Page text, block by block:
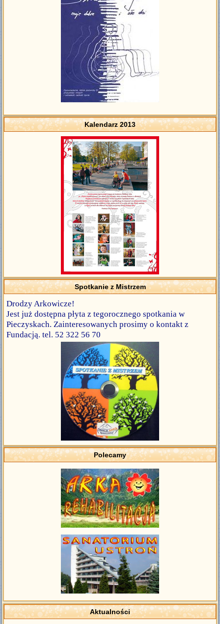
Kalendarz 2013
Spotkanie z Mistrzem
Drodzy Arkowicze!
Jest już dostępna płyta z tegorocznego spotkania w
Pieczyskach. Zainteresowanych prosimy o kontakt z
Fundacją. tel. 52 322 56 70
Polecamy
Aktualności